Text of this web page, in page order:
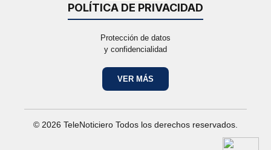
POLÍTICA DE PRIVACIDAD
Protección de datos
y confidencialidad
VER MÁS
© 2026 TeleNoticiero Todos los derechos reservados.